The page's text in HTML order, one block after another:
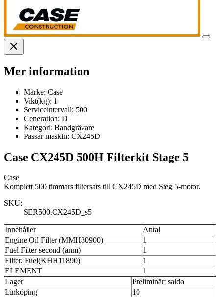
Mer information
Märke: Case
Vikt(kg): 1
Serviceintervall: 500
Generation: D
Kategori: Bandgrävare
Passar maskin: CX245D
Case CX245D 500H Filterkit Stage 5
Case
Komplett 500 timmars filtersats till CX245D med Steg 5-motor.
SKU:
SER500.CX245D_s5
Innehåller
Antal
Engine Oil Filter (MMH80900)
1
Fuel Filter second (anm)
1
Filter, Fuel(KHH11890)
1
ELEMENT
1
Lager
Preliminärt saldo
Linköping
10